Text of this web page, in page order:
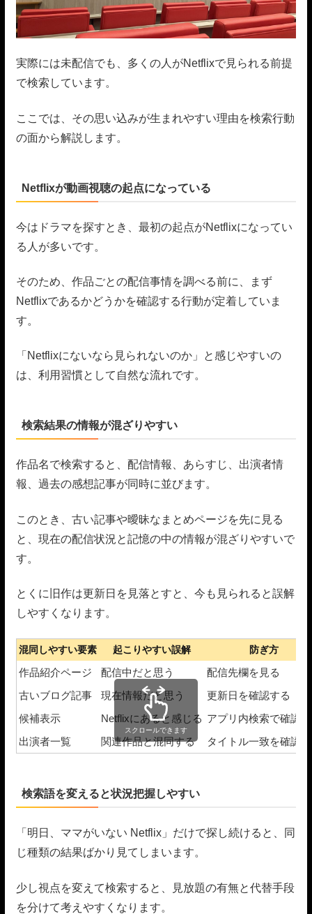
実際には未配信でも、多くの人がNetflixで見られる前提
で検索しています。
ここでは、その思い込みが生まれやすい理由を検索行動
の面から解説します。
Netflixが動画視聴の起点になっている
今はドラマを探すとき、最初の起点がNetflixになってい
る人が多いです。
そのため、作品ごとの配信事情を調べる前に、まず
Netflixであるかどうかを確認する行動が定着していま
す。
「Netflixにないなら見られないのか」と感じやすいの
は、利用習慣として自然な流れです。
検索結果の情報が混ざりやすい
作品名で検索すると、配信情報、あらすじ、出演者情
報、過去の感想記事が同時に並びます。
このとき、古い記事や曖昧なまとめページを先に見る
と、現在の配信状況と記憶の中の情報が混ざりやすいで
す。
とくに旧作は更新日を見落とすと、今も見られると誤解
しやすくなります。
混同しやすい要素 起こりやすい誤解 防ぎ方
作品紹介ページ 配信中だと思う
配信先欄を見る
古いブログ記事
現在情報だと思う
更新日を確認する
候補表示
Netflixにあると感じる アプリ内検索で確認
出演者一覧
関連作品と混同する タイトル一致を確認
スクロールできます
検索語を変えると状況把握しやすい
「明日、ママがいない Netflix」だけで探し続けると、同
じ種類の結果ばかり見てしまいます。
少し視点を変えて検索すると、見放題の有無と代替手段
を分けて考えやすくなります。